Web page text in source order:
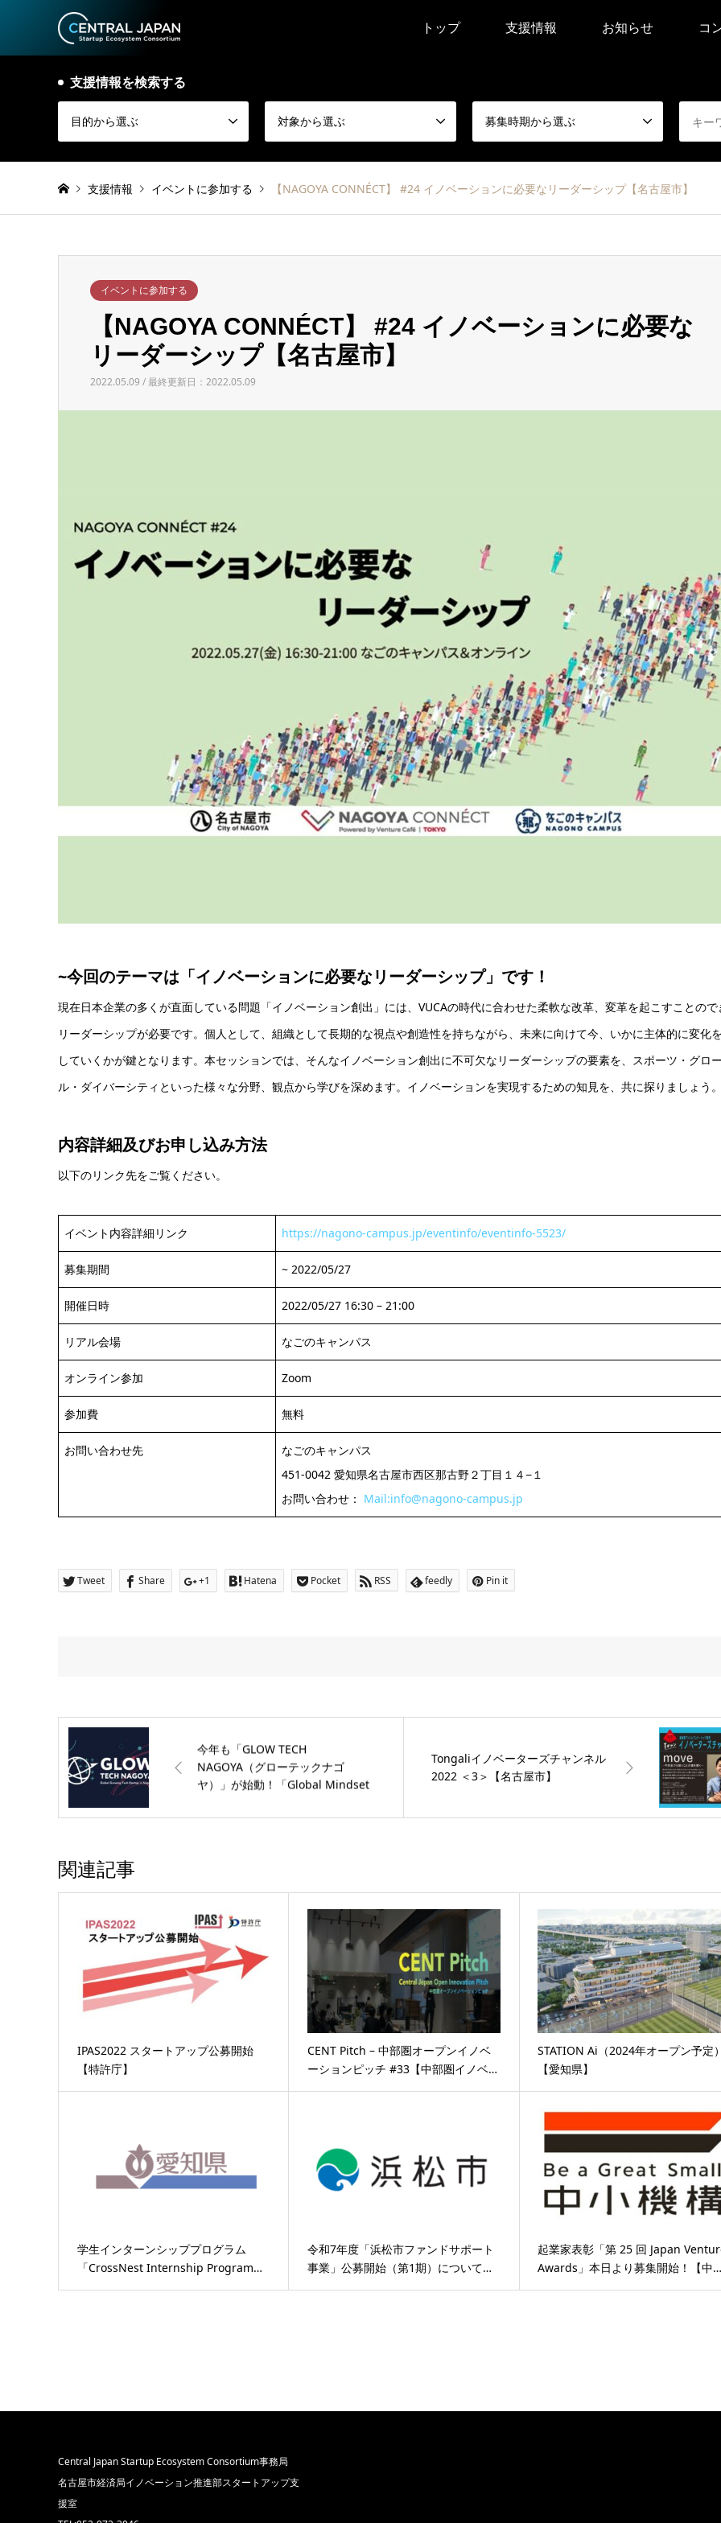
トップ 支援情報 お知らせ コ
支援情報を検索する
目的から選ぶ 対象から選ぶ 募集時期から選ぶ
支援情報 イベントに参加する 【NAGOYA CONNÉCT】 #24 イノベーションに必要なリーダーシップ【名古屋市】
イベントに参加する
【NAGOYA CONNÉCT】 #24 イノベーションに必要な
リーダーシップ【名古屋市】
2022.05.09 / 最終更新日：2022.05.09
~今回のテーマは 「イノベーションに必要なリーダーシップ」 です！
現在日本企業の多くが直面している問題「イノベーション創出」には、VUCAの時代に合わせた柔軟な改革、変革を起こすことので
リーダーシップが必要です。個人として、組織として長期的な視点や創造性を持ちながら、未来に向けて今、いかに主体的に変化
していくかが鍵となります。本セッションでは、そんなイノベーション創出に不可欠なリーダーシップの要素を、スポーツ・グロ
ル・ダイバーシティといった様々な分野、観点から学びを深めます。イノベーションを実現するための知見を、共に探りましょう
内容詳細及びお申し込み方法
以下のリンク先をご覧ください。
イベント内容詳細リンク https://nagono-campus.jp/eventinfo/eventinfo-5523/
募集期間 ~ 2022/05/27
開催日時 2022/05/27 16:30 – 21:00
リアル会場 なごのキャンパス
オンライン参加 Zoom
参加費 無料
お問い合わせ先
なごのキャンパス
451-0042 愛知県名古屋市西区那古野２丁目１４−１
お問い合わせ： Mail:info@nagono-campus.jp
Tweet Share +1 Hatena Pocket RSS feedly Pin it
今年も「GLOW TECH
NAGOYA（グローテックナゴ
ヤ）」が始動！「Global Mindset
【名古屋市】
Tongaliイノベーターズチャンネル
2022 ＜3＞【名古屋市】
関連記事
IPAS2022 スタートアップ公募開始
【特許庁】
CENT Pitch – 中部圏オープンイノベ
ーションピッチ #33【中部圏イノベ…
STATION Ai（2024年オープン予定
【愛知県】
学生インターンシッププログラム
「CrossNest Internship Program…
令和7年度「浜松市ファンドサポート
事業」公募開始（第1期）について…
起業家表彰「第 25 回 Japan
Awards」本日より募集開始！【中
Central Japan Startup Ecosystem Consortium事務局
名古屋市経済局イノベーション推進部スタートアップ支
援室